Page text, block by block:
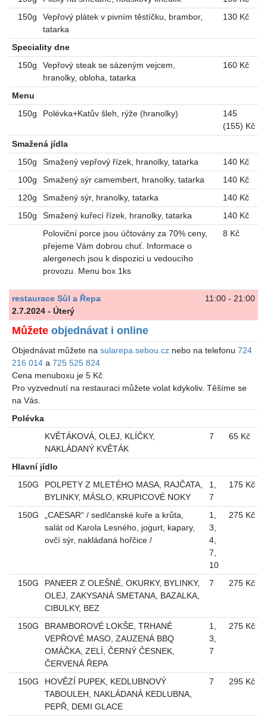
150g
Vepřový plátek v pivním těstíčku, brambor,
tatarka
130 Kč
Speciality dne
150g
Vepřový steak se sázeným vejcem,
hranolky, obloha, tatarka
160 Kč
Menu
150g
Polévka+Katův šleh, rýže (hranolky)
145
(155) Kč
Smažená jídla
150g
Smažený vepřový řízek, hranolky, tatarka
140 Kč
100g
Smažený sýr camembert, hranolky, tatarka
140 Kč
120g
Smažený sýr, hranolky, tatarka
140 Kč
150g
Smažený kuřecí řízek, hranolky, tatarka
140 Kč
Poloviční porce jsou účtovány za 70% ceny,
přejeme Vám dobrou chuť. Informace o
alergenech jsou k dispozici u vedoucího
provozu. Menu box 1ks
8 Kč
11:00 - 21:00
restaurace Sůl a Řepa
2.7.2024 - Úterý
Můžete objednávat i online
Objednávat můžete na sularepa.sebou.cznebo na telefonu 724
216 014a 725 525 824
Cena menuboxu je 5 Kč
Pro vyzvednutí na restauraci můžete volat kdykoliv. Těšíme se
na Vás.
Polévka
KVĚTÁKOVÁ, OLEJ, KLÍČKY,
NAKLÁDANÝ KVĚTÁK
7 65 Kč
Hlavní jídlo
150G
POLPETY Z MLETÉHO MASA, RAJČATA,
BYLINKY, MÁSLO, KRUPICOVÉ NOKY
1
7
175 Kč
150G
„CAESAR“ / sedlčanské kuře a krůta,
salát od Karola Lesného, jogurt, kapary,
ovčí sýr, nakládaná hořčice /
1
3
4,
7
10
275 Kč
150G
PANEER Z OLEŠNÉ, OKURKY, BYLINKY,
OLEJ, ZAKYSANÁ SMETANA, BAZALKA,
CIBULKY, BEZ
7 275 Kč
150G
BRAMBOROVÉ LOKŠE, TRHANÉ
VEPŘOVÉ MASO, ZAUZENÁ BBQ
OMÁČKA, ZELÍ, ČERNÝ ČESNEK,
ČERVENÁ ŘEPA
1
3
7
275 Kč
150G
HOVĚZÍ PUPEK, KEDLUBNOVÝ
TABOULEH, NAKLÁDANÁ KEDLUBNA,
PEPŘ, DEMI GLACE
7 295 Kč